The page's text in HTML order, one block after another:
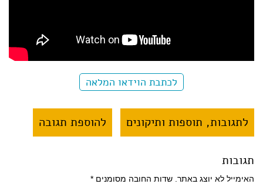
לכתבת הוידאו המלאה
לתגובות, תוספות ותיקונים להוספת תגובה
תגובות
האימייל לא יוצג באתר. שדות החובה מסומנים *